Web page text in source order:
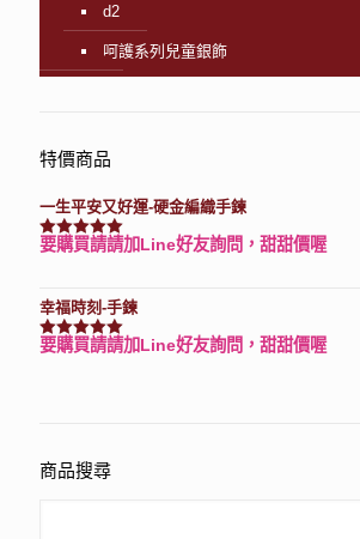
d2
呵護系列兒童銀飾
特價商品
一生平安又好運-硬金編織手鍊
評分7740滿分 5
要購買請請加Line好友詢問，甜甜價喔
幸福時刻-手鍊
評分3150滿分 5
要購買請請加Line好友詢問，甜甜價喔
商品搜尋